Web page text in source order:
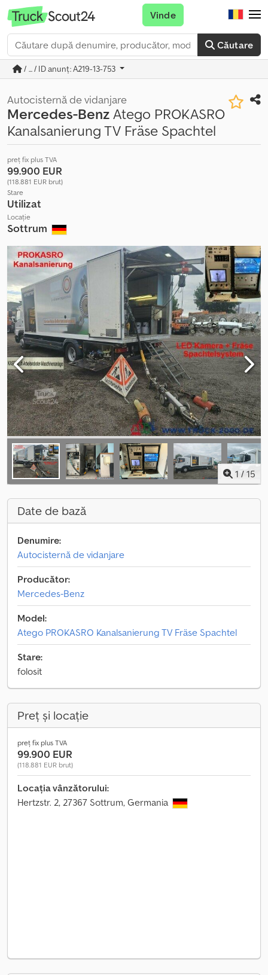
Căutare
Vinde
/ ... / ID anunț: A219-13-753
Autocisternă de vidanjare
Mercedes-BenzAtego PROKASRO
Kanalsanierung TV Fräse Spachtel
preț fix plus TVA
99.900 EUR
(118.881 EUR brut)
Stare
Utilizat
Locație
Sottrum
1 / 15
Date de bază
Denumire:
Autocisternă de vidanjare
Producător:
Mercedes-Benz
Model:
Atego PROKASRO Kanalsanierung TV Fräse Spachtel
Stare:
folosit
Preț și locație
preț fix plus TVA
99.900 EUR
(118.881 EUR brut)
Locația vânzătorului:
Hertzstr. 2, 27367 Sottrum, Germania